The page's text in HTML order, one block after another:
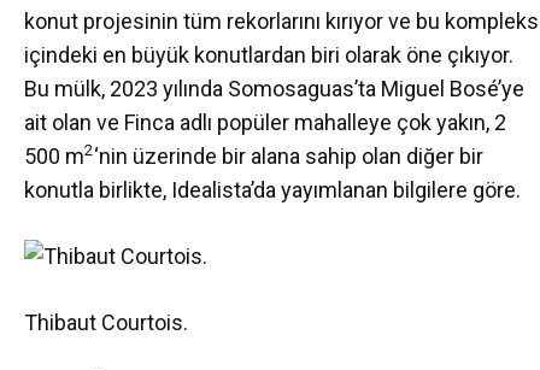
konut projesinin tüm rekorlarını kırıyor ve bu kompleks
içindeki en büyük konutlardan biri olarak öne çıkıyor.
Bu mülk, 2023 yılında Somosaguas’ta Miguel Bosé’ye
ait olan ve Finca adlı popüler mahalleye çok yakın, 2
500 m2‘nin üzerinde bir alana sahip olan diğer bir
konutla birlikte, Idealista’da yayımlanan bilgilere göre.
Thibaut Courtois.